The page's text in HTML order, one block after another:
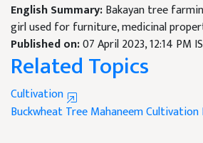
English Summary:Bakayan tree
girl used for furniture, medicinal
Published on:07 April 2023, 12:14 PM
Related Topics
Cultivation
Buckwheat TreeMahaneemCultivation